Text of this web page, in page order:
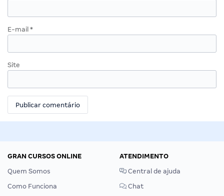
E-mail *
Site
GRAN CURSOS ONLINE
Quem Somos
Como Funciona
ATENDIMENTO
Central de ajuda
Chat